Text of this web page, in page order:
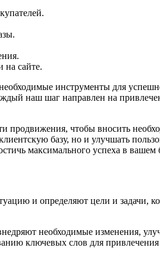
на сайте.
инструменты для
наш шаг направлен на
чтобы вносить
базу, но и улучшать
максимального успеха в вашем
и определяют цели и задачи,
необходимые изменения,
ключевых слов для привлечения